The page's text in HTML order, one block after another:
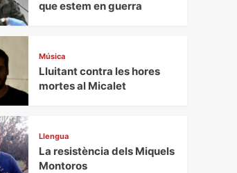
que estem en guerra
Música
Lluitant contra les hores
mortes al Micalet
Llengua
La resistència dels Miquels
Montoros